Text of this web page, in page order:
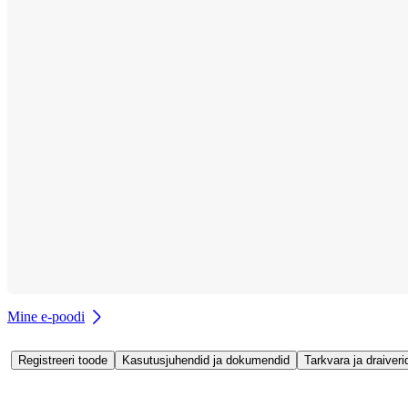
Mine e-poodi
Registreeri toode Kasutusjuhendid ja dokumendid Tarkvara ja